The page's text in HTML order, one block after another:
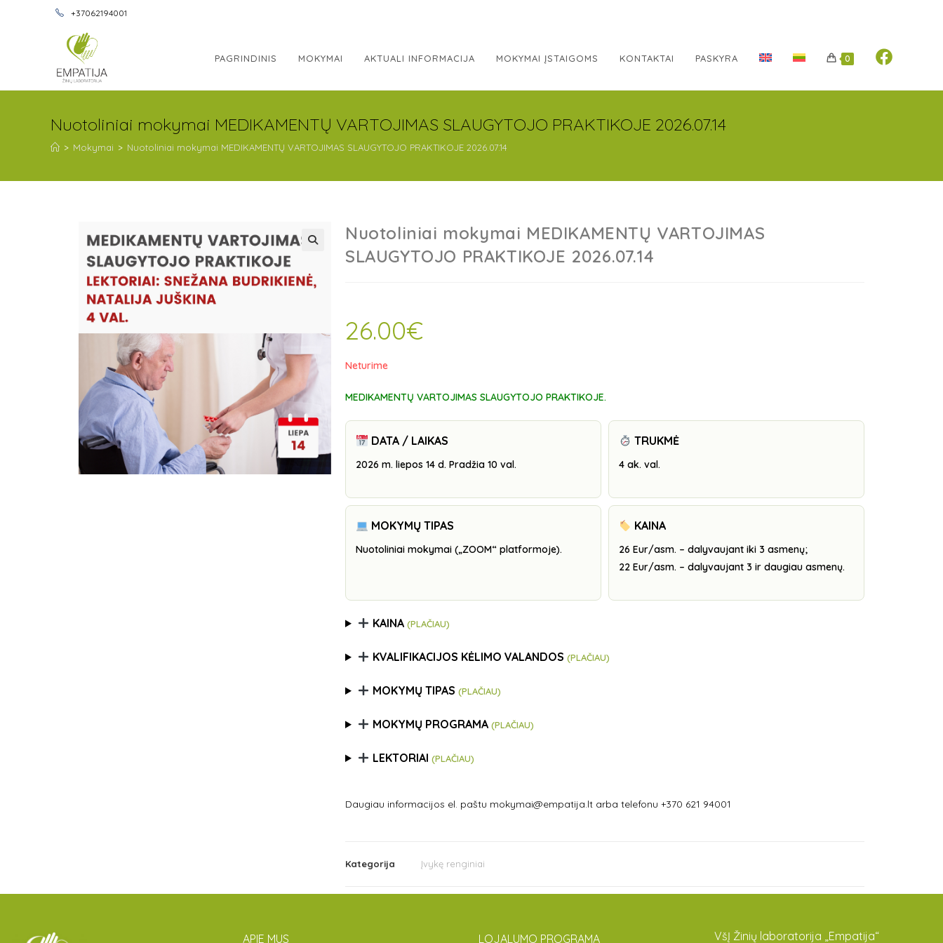
+37062194001
PAGRINDINIS MOKYMAI AKTUALI INFORMACIJA MOKYMAI ĮSTAIGOMS KONTAKTAI PASKYRA 0
Nuotoliniai mokymai MEDIKAMENTŲ VARTOJIMAS SLAUGYTOJO PRAKTIKOJE 2026.07.14
> Mokymai > Nuotoliniai mokymai MEDIKAMENTŲ VARTOJIMAS SLAUGYTOJO PRAKTIKOJE 2026.07.14
Nuotoliniai mokymai MEDIKAMENTŲ VARTOJIMAS
SLAUGYTOJO PRAKTIKOJE 2026.07.14
26.00€
Neturime
MEDIKAMENTŲ VARTOJIMAS SLAUGYTOJO PRAKTIKOJE.
DATA / LAIKAS
2026 m. liepos 14 d. Pradžia 10 val.
TRUKMĖ
4 ak. val.
MOKYMŲ TIPAS
Nuotoliniai mokymai („ZOOM“ platformoje).
KAINA
26 Eur/asm. – dalyvaujant iki 3 asmenų;
22 Eur/asm. – dalyvaujant 3 ir daugiau asmenų.
KAINA(PLAČIAU)
KVALIFIKACIJOS KĖLIMO VALANDOS(PLAČIAU)
MOKYMŲ TIPAS(PLAČIAU)
MOKYMŲ PROGRAMA(PLAČIAU)
LEKTORIAI(PLAČIAU)
Daugiau informacijos el. paštu mokymai@empatija.lt arba telefonu +370 621 94001
Kategorija Įvykę renginiai
APIE MUS LOJALUMO PROGRAMA VšĮ Žinių laboratorija „Empatija“